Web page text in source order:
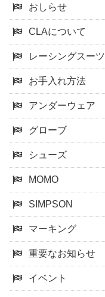
おしらせ
CLAについて
レーシングスーツ
お手入れ方法
アンダーウェア
グローブ
シューズ
MOMO
SIMPSON
マーキング
重要なお知らせ
イベント